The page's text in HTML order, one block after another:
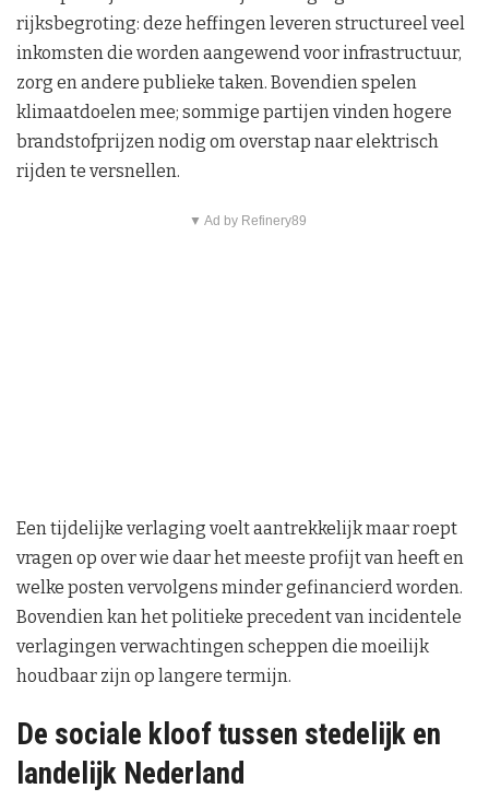
rijksbegroting: deze heffingen leveren structureel veel
inkomsten die worden aangewend voor infrastructuur,
zorg en andere publieke taken. Bovendien spelen
klimaatdoelen mee; sommige partijen vinden hogere
brandstofprijzen nodig om overstap naar elektrisch
rijden te versnellen.
▼ Ad by Refinery89
Een tijdelijke verlaging voelt aantrekkelijk maar roept
vragen op over wie daar het meeste profijt van heeft en
welke posten vervolgens minder gefinancierd worden.
Bovendien kan het politieke precedent van incidentele
verlagingen verwachtingen scheppen die moeilijk
houdbaar zijn op langere termijn.
De sociale kloof tussen stedelijk en
landelijk Nederland